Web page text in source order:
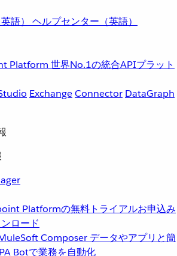
語） ヘルプセンター（英語）
Platform 世界No.1の統合APIプラット
ExchangeConnector DataGraph
Platformの無料トライアルお申込み
ロード
Composer データやアプリと簡
Botで業務を自動化